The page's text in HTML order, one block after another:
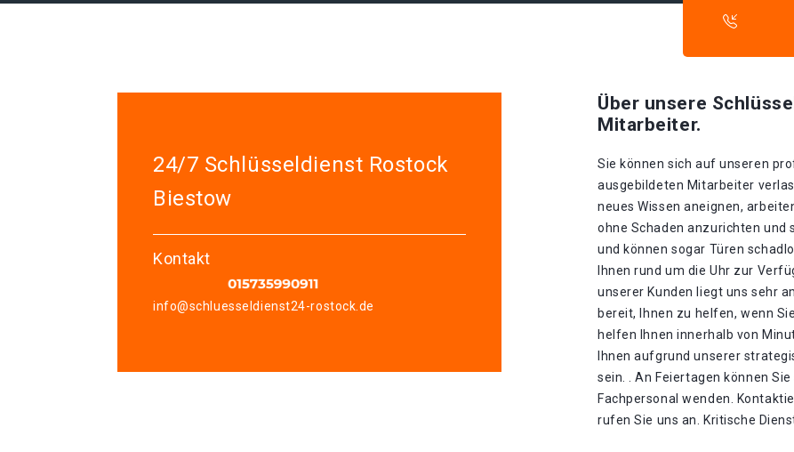
24/7 Schlüsseldienst Rostock
Biestow
Kontakt
info@schluesseldienst24-rostock.de
Über unsere
Mitarbeiter.
Sie können sich auf unseren
ausgebildeten Mitarbeiter
neues Wissen aneignen,
ohne Schaden anzurichten und
und können sogar Türen
Ihnen rund um die Uhr zur
unserer Kunden liegt uns sehr
bereit, Ihnen zu helfen, wenn
helfen Ihnen innerhalb von
Ihnen aufgrund unserer
sein. . An Feiertagen können
Fachpersonal wenden.
rufen Sie uns an. Kritische